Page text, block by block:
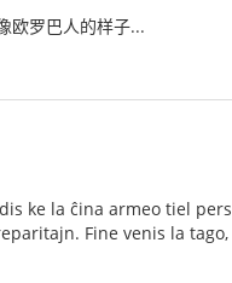
欧罗巴人的样子...
ke la ĉina armeo tiel
Fine venis la